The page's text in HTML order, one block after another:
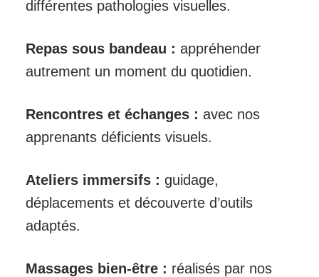
différentes pathologies visuelles.
Repas sous bandeau : appréhender
autrement un moment du quotidien.
Rencontres et échanges : avec nos
apprenants déficients visuels.
Ateliers immersifs : guidage,
déplacements et découverte d’outils
adaptés.
Massages bien-être : réalisés par nos